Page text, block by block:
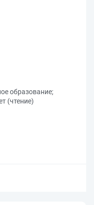
образование;
(чтение)